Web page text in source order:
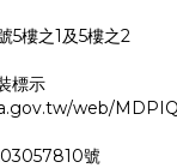
5樓之1及5樓之2
標示
web/
號